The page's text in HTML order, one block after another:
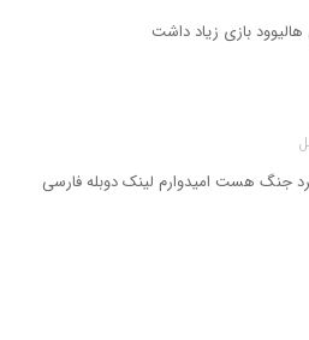
بازی زیاد داشت
جنگ هست امیدوارم لینک دوبله فارسی